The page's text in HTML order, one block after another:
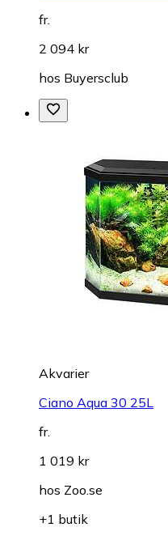
fr.
2 094 kr
hos Buyersclub
Akvarier
Ciano Aqua 30 25L
fr.
1 019 kr
hos Zoo.se
+1 butik